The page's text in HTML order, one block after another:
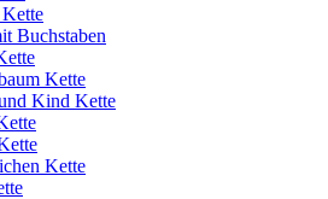
Buchstaben
Kette
Kind Kette
Kette